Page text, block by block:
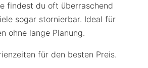
findest du oft überraschend
sogar stornierbar. Ideal für
ohne lange Planung.
für den besten Preis.